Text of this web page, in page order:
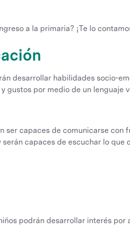
a la primaria? ¡Te lo
desarrollar habilidades socio-
gustos por medio de un lenguaje
ser capaces de comunicarse con
capaces de escuchar lo que
podrán desarrollar interés por